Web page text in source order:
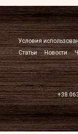
Условия
Статьи
Новости
+38